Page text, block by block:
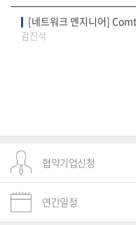
[네트워크 엔지니어]
김진석
협약기업신청
연간일정